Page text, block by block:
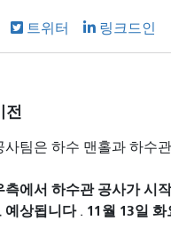
트위터 링크드인
전
팀은 하수 맨홀과 하수
에서 하수관 공사가 시
예상됩니다. 11월 13일 화